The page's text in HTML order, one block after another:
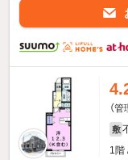
（
敷
1階